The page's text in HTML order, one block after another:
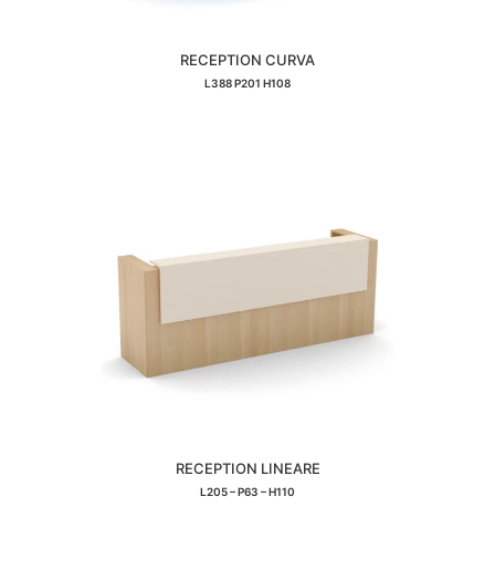
RECEPTION CURVA
L388 P201 H108
RECEPTION LINEARE
L205 – P63 – H110